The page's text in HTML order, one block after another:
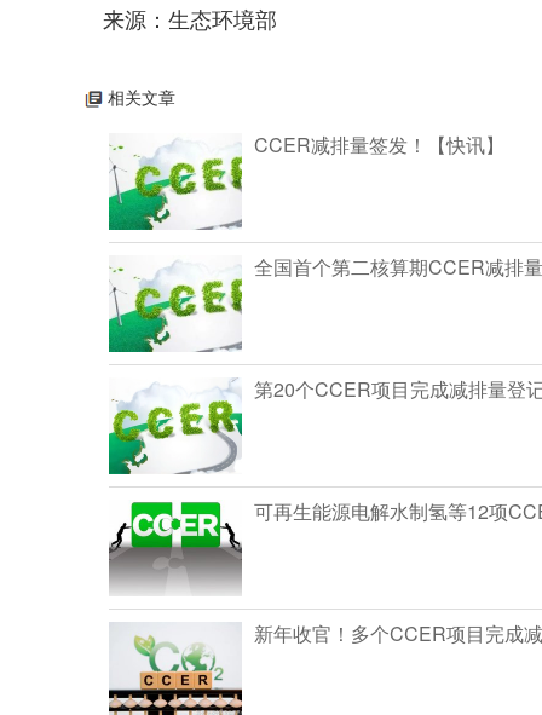
来源：生态环境部
相关文章
CCER减排量签发！【快讯】
全国首个第二核算期CCER减排
第20个CCER项目完成减排量登
可再生能源电解水制氢等12项
新年收官！多个CCER项目完成